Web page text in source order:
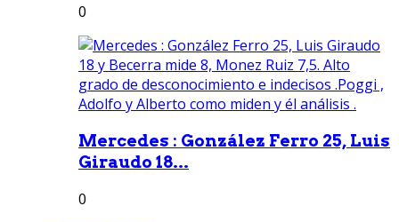
0
Mercedes : González Ferro 25, Luis
Giraudo 18...
0